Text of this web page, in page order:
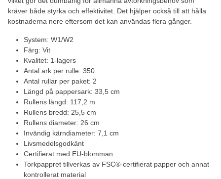
kräver både styrka och effektivitet. Det hjälper också till att hålla
kostnaderna nere eftersom det kan användas flera gånger.
System: W1/W2
Färg: Vit
Kvalitet: 1-lagers
Antal ark per rulle: 350
Antal rullar per paket: 2
Längd på pappersark: 33,5 cm
Rullens längd: 117,2 m
Rullens bredd: 25,5 cm
Rullens diameter: 26 cm
Invändig kärndiameter: 7,1 cm
Livsmedelsgodkänt
Certifierat med EU-blomman
Torkpappret tillverkas av FSC®-certifierat papper och annat
kontrollerat material